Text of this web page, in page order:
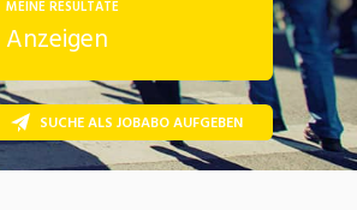
MEINE RESULTATE
Anzeigen
SUCHE ALS JOBABO AUFGEBEN